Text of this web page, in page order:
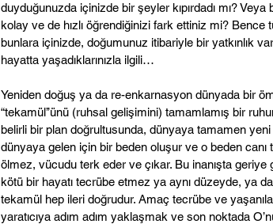
duyduğunuzda içinizde bir şeyler kıpırdadı mı?
kolay ve de hızlı öğrendiğinizi fark ettiniz mi? Bence
bunlara içinizde, doğumunuz itibariyle bir yatkınlık
hayatta yaşadıklarınızla ilgili…
Yeniden doğuş ya da re-enkarnasyon dünyada bir
“tekamül’’ünü (ruhsal gelişimini) tamamlamış bir
belirli bir plan doğrultusunda, dünyaya tamamen yeni
dünyaya gelen için bir beden oluşur ve o beden canı
ölmez, vücudu terk eder ve çıkar. Bu inanışta
kötü bir hayatı tecrübe etmez ya aynı düzeyde, ya
tekamül hep ileri doğrudur. Amaç tecrübe ve
yaratıcıya adım adım yaklaşmak ve son noktada